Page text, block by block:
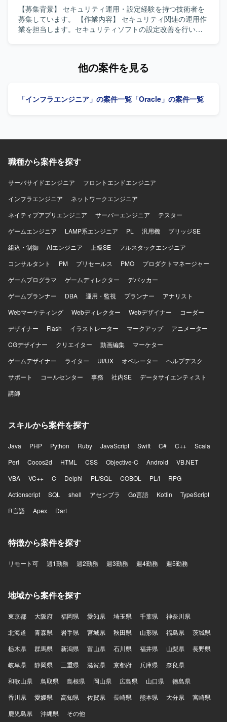
【募集背景】 セキュリティ運用・設定経験を持つ技術者を
募集しています。 【作業内容】 セキュリティ関連の運用作
業を担当します。セキュリティソフトの設定改善を行いま
他の案件を見る
「インフラエンジニア」の案件一覧 「Oracle」の案件一覧
職種から案件を探す
サーバサイドエンジニア
フロントエンドエンジニア
インフラエンジニア
ネットワークエンジニア
ネイティブアプリエンジニア
サーバーエンジニア
テスター
ゲームエンジニア
LAMP系エンジニア PL 汎用機
ブリッジSE
組込・制御
AIエンジニア 上級SE
フルスタックエンジニア
コンサルタント
PM プリセールス PMO
プロダクトマネージャー
ゲームプログラマ
ゲームディレクター
デバッカー
ゲームプランナー
DBA 運用・監視 プランナー
アナリスト
Webマーケティング
Webディレクター Webデザイナー
コーダー
デザイナー
Flash イラストレーター マークアップ
アニメーター
CGデザイナー
クリエイター 動画編集
マーケター
ゲームデザイナー
ライター UI/UX オペレーター
ヘルプデスク
サポート
コールセンター 事務 社内SE
データサイエンティスト
講師
スキルから案件を探す
Java PHP Python Ruby JavaScript Swift C# C++
Scala
Perl
Cocos2d HTML CSS Objective-C Android
VB.NET
VBA
VC++ C Delphi PL/SQL COBOL PL/I
RPG
Actionscript
SQL shell アセンブラ Go言語 Kotlin
TypeScript
R言語
Apex Dart
特徴から案件を探す
リモート可 週1勤務 週2勤務 週3勤務 週4勤務 週5勤務
地域から案件を探す
東京都 大阪府 福岡県 愛知県 埼玉県 千葉県
神奈川県
北海道
青森県 岩手県 宮城県 秋田県 山形県 福島県
茨城県
栃木県
群馬県 新潟県 富山県 石川県 福井県 山梨県
長野県
岐阜県
静岡県 三重県 滋賀県 京都府 兵庫県
奈良県
和歌山県
鳥取県 島根県 岡山県 広島県 山口県
徳島県
香川県
愛媛県 高知県 佐賀県 長崎県 熊本県 大分県
宮崎県
鹿児島県
沖縄県 その他